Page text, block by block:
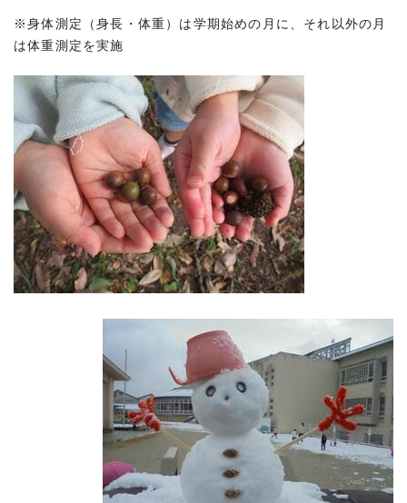
※身体測定（身長・体重）は学期始めの月に、それ以外の月
は体重測定を実施